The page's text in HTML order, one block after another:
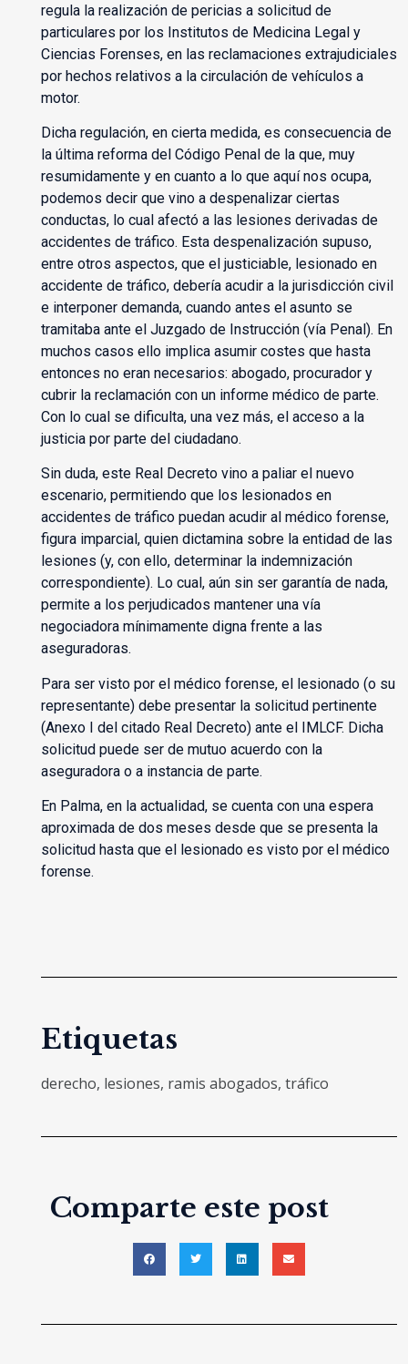
regula la realización de pericias a solicitud de
particulares por los Institutos de Medicina Legal y
Ciencias Forenses, en las reclamaciones extrajudiciales
por hechos relativos a la circulación de vehículos a
motor.
Dicha regulación, en cierta medida, es consecuencia de
la última reforma del Código Penal de la que, muy
resumidamente y en cuanto a lo que aquí nos ocupa,
podemos decir que vino a despenalizar ciertas
conductas, lo cual afectó a las lesiones derivadas de
accidentes de tráfico. Esta despenalización supuso,
entre otros aspectos, que el justiciable, lesionado en
accidente de tráfico, debería acudir a la jurisdicción civil
e interponer demanda, cuando antes el asunto se
tramitaba ante el Juzgado de Instrucción (vía Penal). En
muchos casos ello implica asumir costes que hasta
entonces no eran necesarios: abogado, procurador y
cubrir la reclamación con un informe médico de parte.
Con lo cual se dificulta, una vez más, el acceso a la
justicia por parte del ciudadano.
Sin duda, este Real Decreto vino a paliar el nuevo
escenario, permitiendo que los lesionados en
accidentes de tráfico puedan acudir al médico forense,
figura imparcial, quien dictamina sobre la entidad de las
lesiones (y, con ello, determinar la indemnización
correspondiente). Lo cual, aún sin ser garantía de nada,
permite a los perjudicados mantener una vía
negociadora mínimamente digna frente a las
aseguradoras.
Para ser visto por el médico forense, el lesionado (o su
representante) debe presentar la solicitud pertinente
(Anexo I del citado Real Decreto) ante el IMLCF. Dicha
solicitud puede ser de mutuo acuerdo con la
aseguradora o a instancia de parte.
En Palma, en la actualidad, se cuenta con una espera
aproximada de dos meses desde que se presenta la
solicitud hasta que el lesionado es visto por el médico
forense.
Etiquetas
derecho, lesiones, ramis abogados, tráfico
Comparte este post